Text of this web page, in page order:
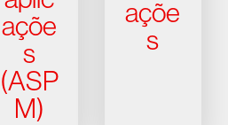
açõe
s
(ASP
M)
açõe
s